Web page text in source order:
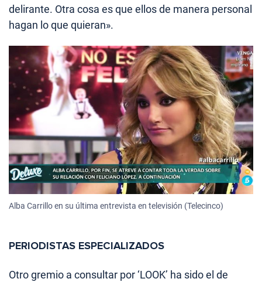
delirante. Otra cosa es que ellos de manera personal
hagan lo que quieran».
Alba Carrillo en su última entrevista en televisión (Telecinco)
PERIODISTAS ESPECIALIZADOS
Otro gremio a consultar por ‘LOOK’ ha sido el de